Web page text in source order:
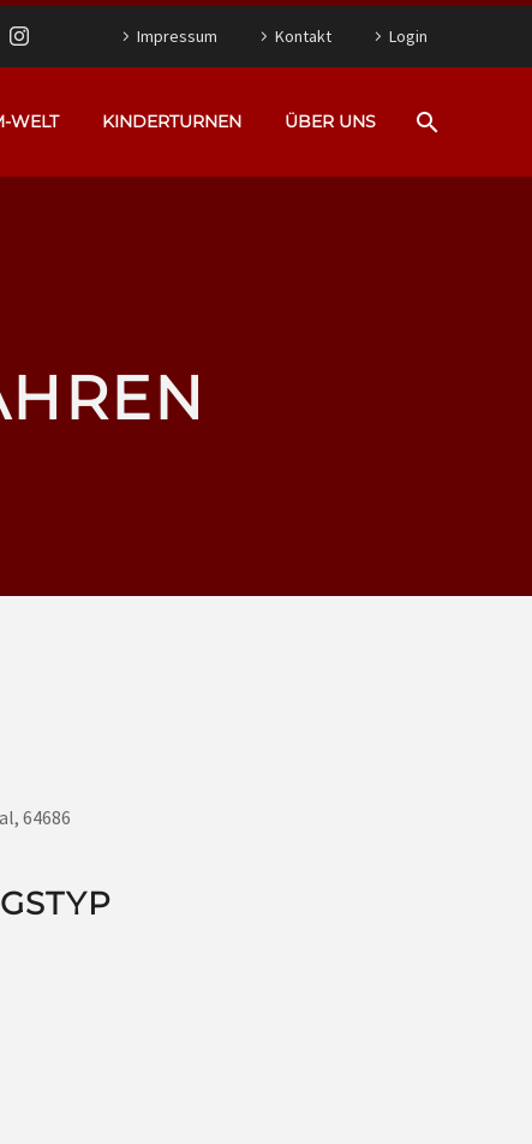
Impressum Kontakt Login
WELT KINDERTURNEN ÜBER UNS
64686